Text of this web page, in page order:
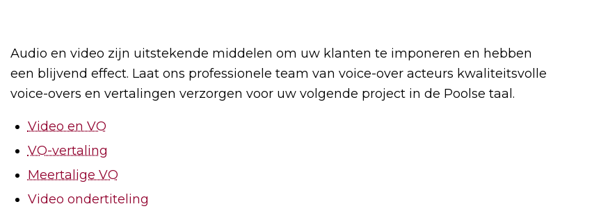
Audio en video zijn uitstekende middelen om uw klanten te imponeren en hebben
een blijvend effect. Laat ons professionele team van voice-over acteurs kwaliteitsvolle
voice-overs en vertalingen verzorgen voor uw volgende project in de Poolse taal.
Video en VO
VO-vertaling
Meertalige VO
Video ondertiteling